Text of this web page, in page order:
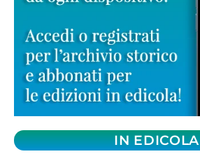
IN EDICOLA